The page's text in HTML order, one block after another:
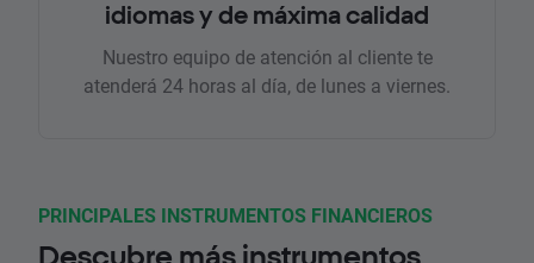
idiomas y de máxima calidad
Nuestro equipo de atención al cliente te
atenderá 24 horas al día, de lunes a viernes.
PRINCIPALES INSTRUMENTOS FINANCIEROS
Descubre más instrumentos